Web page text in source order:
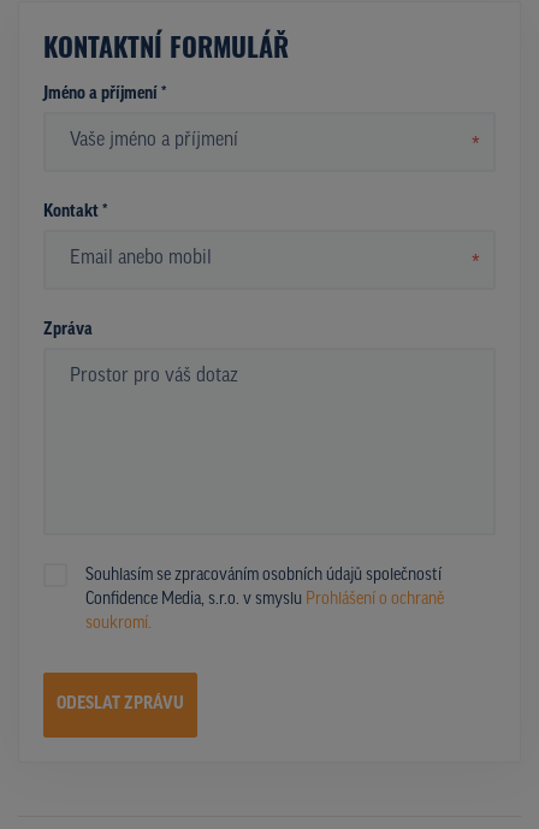
KONTAKTNÍ FORMULÁŘ
Jméno a příjmení *
*
Kontakt *
*
Zpráva
Souhlasím se zpracováním osobních údajů společností
Confidence Media, s.r.o. v smyslu Prohlášení o ochraně
soukromí.
ODESLAT ZPRÁVU